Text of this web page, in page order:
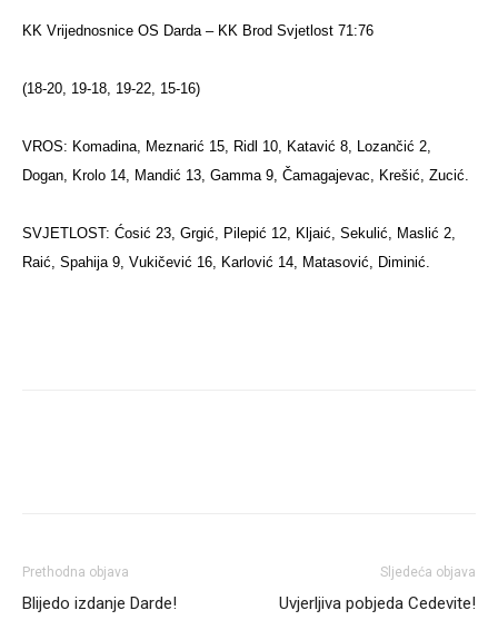
KK Vrijednosnice OS Darda – KK Brod Svjetlost 71:76
(18-20, 19-18, 19-22, 15-16)
VROS: Komadina, Meznarić 15, Ridl 10, Katavić 8, Lozančić 2,
Dogan, Krolo 14, Mandić 13, Gamma 9, Čamagajevac, Krešić, Zucić.
SVJETLOST: Ćosić 23, Grgić, Pilepić 12, Kljaić, Sekulić, Maslić 2,
Raić, Spahija 9, Vukičević 16, Karlović 14, Matasović, Diminić.
Prethodna objava
Blijedo izdanje Darde!
Sljedeća objava
Uvjerljiva pobjeda Cedevite!